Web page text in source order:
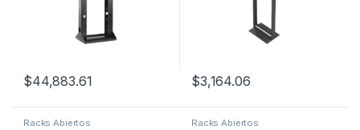
$44,883.61 $3,164.06
Racks Abiertos Racks Abiertos